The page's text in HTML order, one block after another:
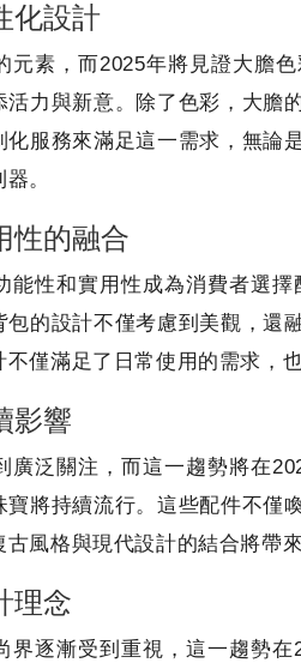
化設計
元素，而2025年將見證大膽
力與新意。除了色彩，大膽
服務來滿足這一需求，無論
。
性的融合
能性和實用性成為消費者選
的設計不僅考慮到美觀，還
僅滿足了日常使用的需求，
影響
廣泛關注，而這一趨勢將在
將持續流行。這些配件不僅
風格與現代設計的結合將帶
理念
界逐漸受到重視，這一趨勢